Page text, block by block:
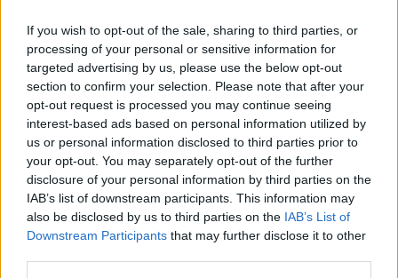
If you wish to opt-out of the sale, sharing to third parties, or
processing of your personal or sensitive information for
targeted advertising by us, please use the below opt-out
section to confirm your selection. Please note that after your
opt-out request is processed you may continue seeing
interest-based ads based on personal information utilized by
us or personal information disclosed to third parties prior to
your opt-out. You may separately opt-out of the further
disclosure of your personal information by third parties on the
IAB’s list of downstream participants. This information may
also be disclosed by us to third parties on the IAB’s List of
Downstream Participants that may further disclose it to other
"Los independentistas son
insaciables, en algún momento habra
que decir hasta aquí"